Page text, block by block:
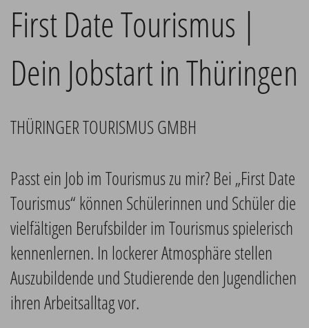
First Date Tourismus |
Dein Jobstart in Thüringen
THÜRINGER TOURISMUS GMBH
Passt ein Job im Tourismus zu mir? Bei „First Date
Tourismus“ können Schülerinnen und Schüler die
vielfältigen Berufsbilder im Tourismus spielerisch
kennenlernen. In lockerer Atmosphäre stellen
Auszubildende und Studierende den Jugendlichen
ihren Arbeitsalltag vor.